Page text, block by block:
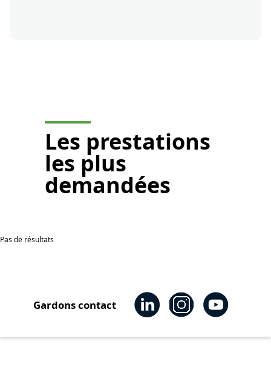
Les prestations
les plus
demandées
Pas de résultats
Gardons contact